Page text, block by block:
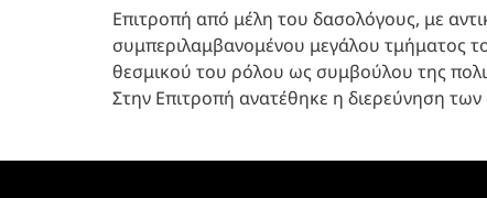
Επιτροπή από μέλη του δασολόγους, με
συμπεριλαμβανομένου μεγάλου τμήματος
θεσμικού του ρόλου ως συμβούλου της
Στην Επιτροπή ανατέθηκε η διερεύνηση των